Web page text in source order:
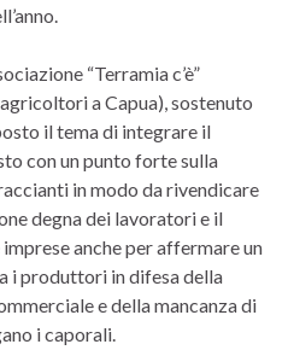
“Terramia c’è”
a Capua), sostenuto
il tema di integrare il
con un punto forte sulla
in modo da rivendicare
degna dei lavoratori e il
anche per affermare un
i produttori in difesa della
e della mancanza di
i caporali.